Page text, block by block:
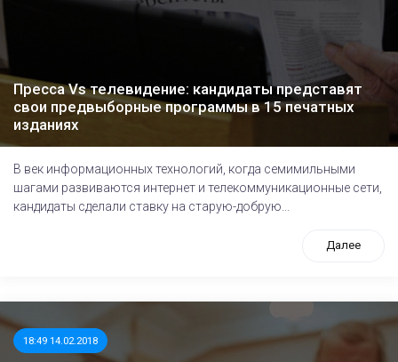
Пресса Vs телевидение: кандидаты представят
свои предвыборные программы в 15 печатных
изданиях
В век информационных технологий, когда семимильными
шагами развиваются интернет и телекоммуникационные сети,
кандидаты сделали ставку на старую-добрую...
Далее
18:49 14.02.2018